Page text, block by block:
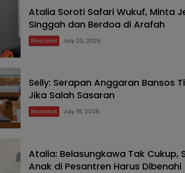
Atalia Soroti Safari Wukuf, Minta
Singgah dan Berdoa di Arafah
Nasional July 20, 2026
Selly: Serapan Anggaran Bansos
Jika Salah Sasaran
Nasional July 16, 2026
Atalia: Belasungkawa Tak Cukup,
Anak di Pesantren Harus Dibenahi